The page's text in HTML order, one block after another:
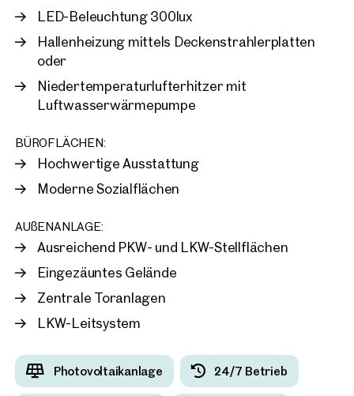
LED-Beleuchtung 300lux
Hallenheizung mittels Deckenstrahlerplatten
oder
Niedertemperaturlufterhitzer mit
Luftwasserwärmepumpe
BÜROFLÄCHEN:
Hochwertige Ausstattung
Moderne Sozialflächen
AUßENANLAGE:
Ausreichend PKW- und LKW-Stellflächen
Eingezäuntes Gelände
Zentrale Toranlagen
LKW-Leitsystem
Photovoltaikanlage 24/7 Betrieb